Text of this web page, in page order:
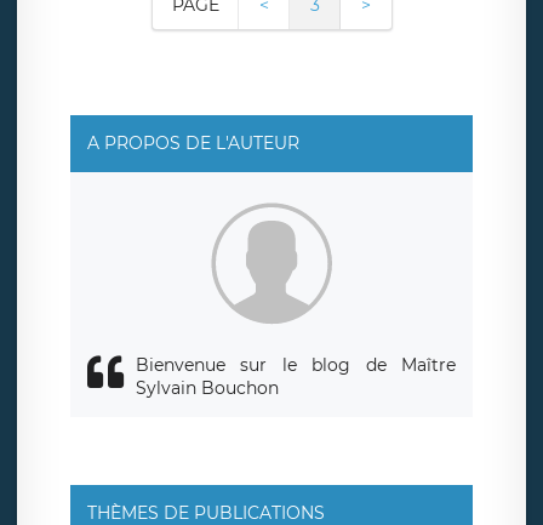
PAGE < 3 >
A PROPOS DE L'AUTEUR
Bienvenue sur le blog de Maître
Sylvain Bouchon
THÈMES DE PUBLICATIONS